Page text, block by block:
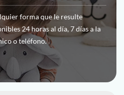
forma que le resulte
24 horas al día, 7 días a la
o teléfono.